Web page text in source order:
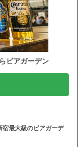
ビアガーデン
最大級のビアガーデ